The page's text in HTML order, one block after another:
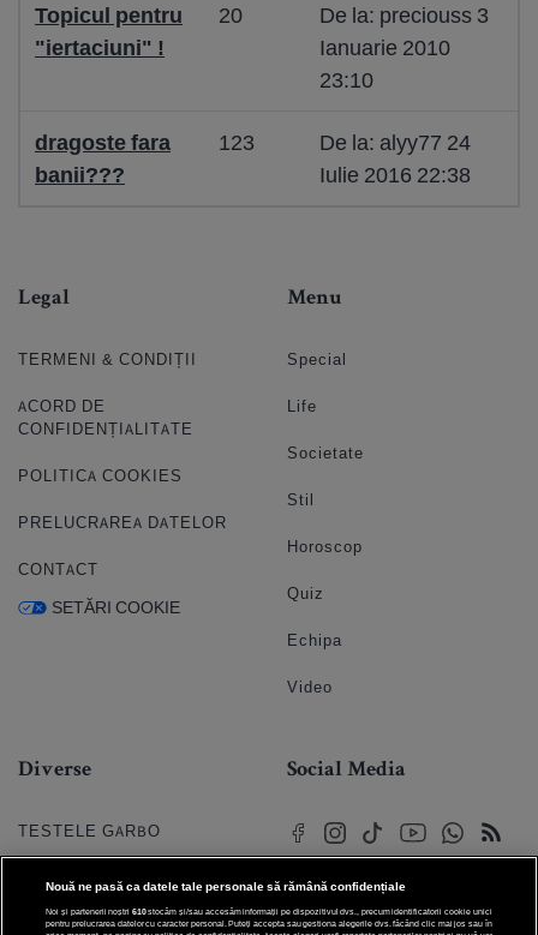
Topicul pentru
"iertaciuni" !
20
De la: preciouss 3
Ianuarie 2010
23:10
dragoste fara
banii???
123
De la: alyy77 24
Iulie 2016 22:38
Legal
TERMENI & CONDIȚII
ACORD DE
CONFIDENȚIALITATE
POLITICA COOKIES
PRELUCRAREA DATELOR
CONTACT
SETĂRI COOKIE
Menu
Special
Life
Societate
Stil
Horoscop
Quiz
Echipa
Video
Diverse
TESTELE GARBO
HOROSCOP
HOROSCOPUL IUBIRII
Social Media
Nouă ne pasă ca datele tale personale să rămână confidențiale
Noi și partenerii noștri 610stocăm și/sau accesăm informații pe dispozitivul dvs., precum identificatorii cookie unici
pentru prelucrarea datelor cu caracter personal. Puteți accepta sau gestiona alegerile dvs. făcând clic mai jos sau în